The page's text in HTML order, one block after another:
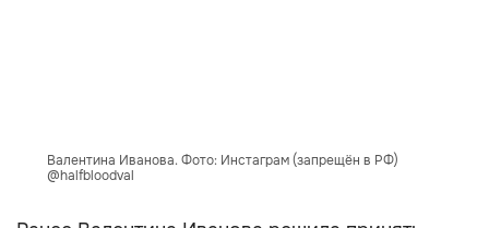
Валентина Иванова. Фото: Инстаграм (запрещён в РФ)
@halfbloodval